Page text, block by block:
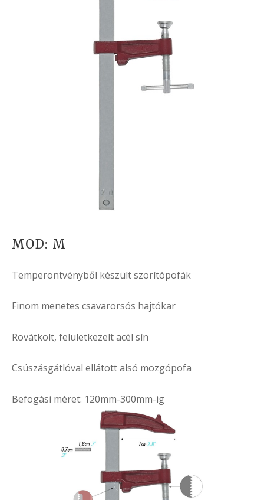
MOD: M
Temperöntvényből készült szorítópofák
Finom menetes csavarorsós hajtókar
Rovátkolt, felületkezelt acél sín
Csúszásgátlóval ellátott alsó mozgópofa
Befogási méret: 120mm-300mm-ig